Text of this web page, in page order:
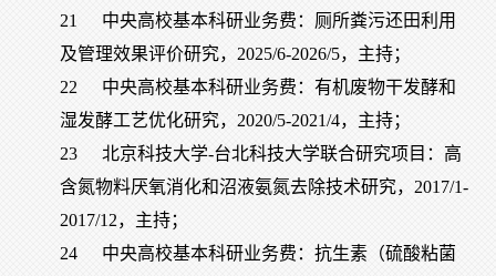
21
中央高校基本科研业务费：厕所粪污还田利用
及管理效果评价研究，2025/6-2026/5，主持；
22
中央高校基本科研业务费：有机废物干发酵和
湿发酵工艺优化研究，2020/5-2021/4，主持；
23
北京科技大学-台北科技大学联合研究项目：高
含氮物料厌氧消化和沼液氨氮去除技术研究，2017/1-
2017/12，主持；
24
中央高校基本科研业务费：抗生素（硫酸粘菌